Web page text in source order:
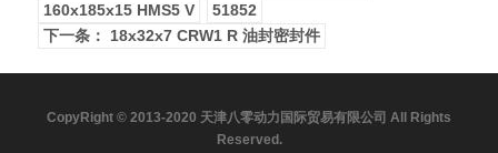
160x185x15 HMS5 V
51852
下一条： 18x32x7 CRW1 R 油封密封件
CopyRight © 2013-2020 天津八零动力国际贸易有限公司 All Rights
Reserved.